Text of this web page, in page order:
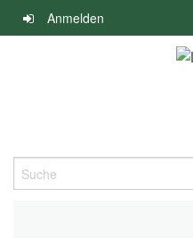
Navigation
überspringen
Anmelden
Suche